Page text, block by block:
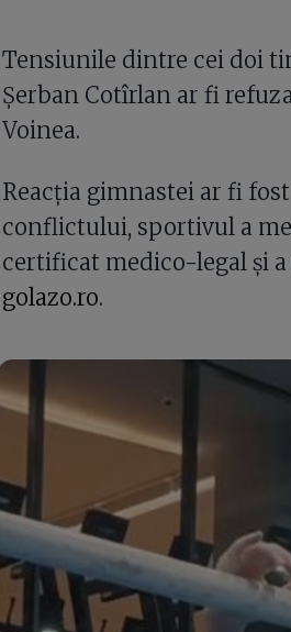
Tensiunile dintre cei doi
Șerban Cotîrlan ar fi
Voinea.
Reacția gimnastei ar fi
conflictului, sportivul a
certificat medico-legal și
golazo.ro.